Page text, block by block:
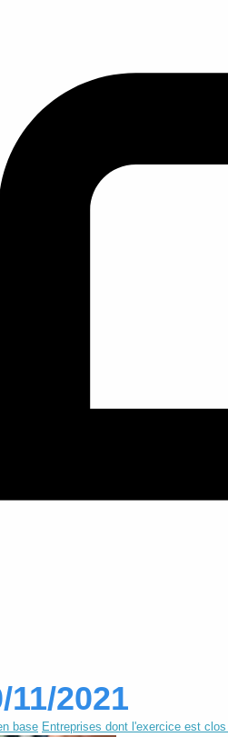
2021
base Entreprises dont l'exercice est